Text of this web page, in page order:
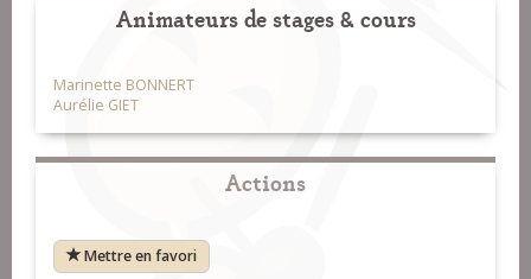
Animateurs de stages & cours
Marinette BONNERT
Aurélie GIET
Actions
Mettre en favori